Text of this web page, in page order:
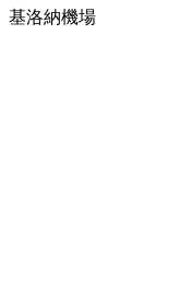
基洛納機場